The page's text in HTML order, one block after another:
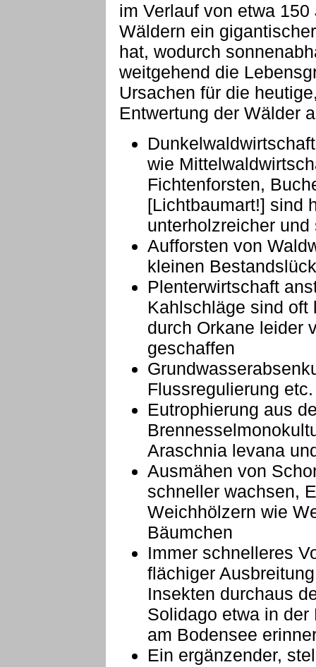
im Verlauf von etwa
Wäldern ein
hat, wodurch
weitgehend die
Ursachen für die
Entwertung der Wälder
wie
Fichtenforsten,
[Lichtbaumart!] sind
unterholzreicher
Aufforsten von
kleinen
Plenterwirtschaft
Kahlschläge sind oft
durch Orkane leider
geschaffen
Flussregulierung etc.
Eutrophierung aus
Araschnia levana
Ausmähen von
schneller wachsen,
Weichhölzern wie
Bäumchen
Immer schnelleres
flächiger
Insekten durchaus
Solidago etwa in
am Bodensee
Ein ergänzender,